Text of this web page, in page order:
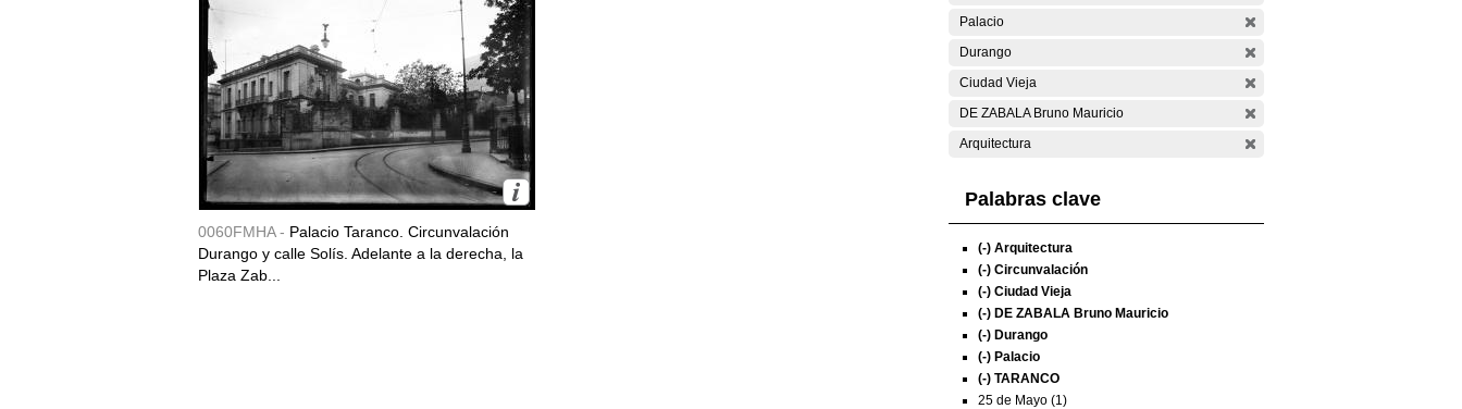
0060FMHA - Palacio Taranco. Circunvalación
Durango y calle Solís. Adelante a la derecha, la
Plaza Zab...
Palacio
Durango
Ciudad Vieja
DE ZABALA Bruno Mauricio
Arquitectura
Palabras clave
(-) Arquitectura
(-) Circunvalación
(-) Ciudad Vieja
(-) DE ZABALA Bruno Mauricio
(-) Durango
(-) Palacio
(-) TARANCO
25 de Mayo (1)